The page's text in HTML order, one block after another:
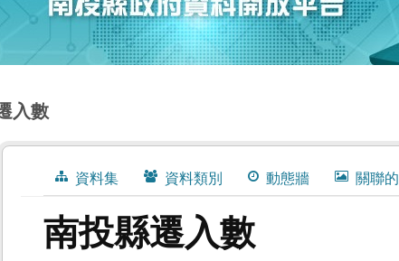
入數
資料集 資料類別 動態牆 關聯的
南投縣遷入數